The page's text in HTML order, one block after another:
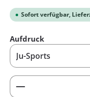
Sofort verfügbar,
Aufdruckauswählen
Produkt Anzahl: